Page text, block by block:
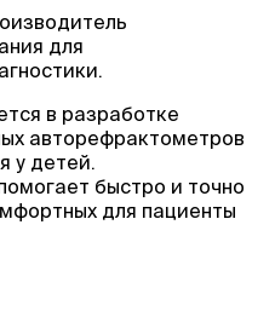
для
в разработке
авторефрактометров
у детей.
быстро и точно
для пациенты